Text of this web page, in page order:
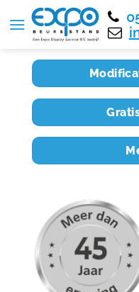
Home RE6X3 007